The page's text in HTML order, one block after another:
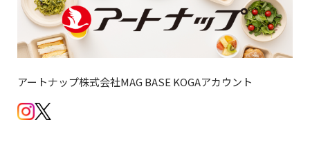
アートナップ株式会社MAG BASE KOGAアカウント